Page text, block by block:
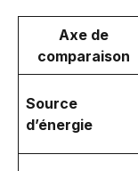
Axe de
comparaison
Source
d’énergie